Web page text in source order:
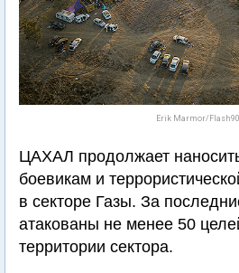
Erik Marmor/Flash90
ЦАХАЛ продолжает
боевикам и
в секторе Газы. За
атакованы не менее 50
территории сектора.